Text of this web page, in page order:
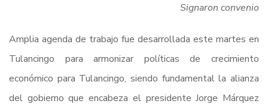
Signaron convenio
Amplia agenda de trabajo fue desarrollada este martes en
Tulancingo para armonizar políticas de crecimiento
económico para Tulancingo, siendo fundamental la alianza
del gobierno que encabeza el presidente Jorge Márquez